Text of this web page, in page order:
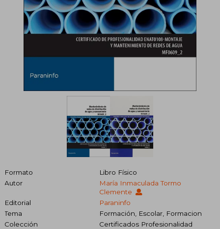
Formato
Libro Físico
Autor
María Inmaculada Tormo
Clemente
Editorial
Paraninfo
Tema
Formación, Escolar, Formacion
Colección
Certificados Profesionalidad